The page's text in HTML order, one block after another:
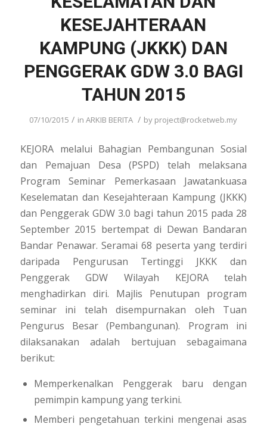
KESEJAHTERAAN
KAMPUNG (JKKK) DAN
PENGGERAK GDW 3.0 BAGI
TAHUN 2015
07/10/2015 / inARKIB BERITA / by project@rocketweb.my
KEJORA melalui Bahagian Pembangunan Sosial
dan Pemajuan Desa (PSPD) telah melaksana
Program Seminar Pemerkasaan Jawatankuasa
Keselematan dan Kesejahteraan Kampung (JKKK)
dan Penggerak GDW 3.0 bagi tahun 2015 pada 28
September 2015 bertempat di Dewan Bandaran
Bandar Penawar. Seramai 68 peserta yang terdiri
daripada Pengurusan Tertinggi JKKK dan
Penggerak GDW Wilayah KEJORA telah
menghadirkan diri. Majlis Penutupan program
seminar ini telah disempurnakan oleh Tuan
Pengurus Besar (Pembangunan). Program ini
dilaksanakan adalah bertujuan sebagaimana
berikut:
Memperkenalkan Penggerak baru dengan
pemimpin kampung yang terkini.
Memberi pengetahuan terkini mengenai asas